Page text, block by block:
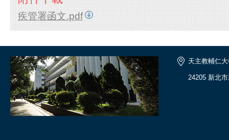
疾管署函文.pdf
天主教輔仁
24205 新北